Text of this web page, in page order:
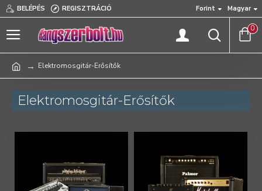
BELÉPÉS REGISZTRÁCIÓ Forint Magyar
0
Elektromosgitár-Erősítők
Elektromosgitár-Erősítők